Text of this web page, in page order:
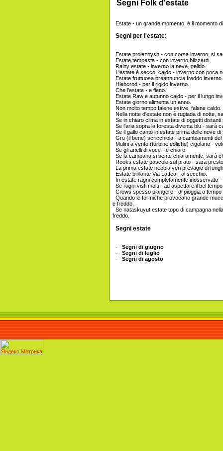
Segni Folk d'estate
Estate - un grande momento, è il momento
Segni per l'estate:
Estate prolezhysh - con corsa inverno, si
Estate tempesta - con inverno blizzard.
Rainy estate - inverno la neve, gelido.
L'estate è secco, caldo - inverno con poca
Estate fruttuosa preannuncia freddo inverno.
Hleborod - per il rigido inverno.
Che l'estate - e fieno.
Estate Raw e autunno caldo - per il lungo
Estate giorno alimenta un anno.
Non molto tempo falene estive, falene caldo.
Nella notte d'estate non è rugiada di notte,
Se in chiaro clima in estate di oggetti
Se l'aria sopra la foresta diventa blu - sarà
Se il gallo cantò in estate prima delle nove
Gru (il bene) scricchiola - a cambiamenti del
Mulini a vento (turbine eoliche) cigolano -
Se gli anelli di voce - è chiaro.
Se la campana si sente chiaramente, sarà
Rooks estate pascolo sul prato - sarà
La prima estate nebbia veri presagio di
Estate brillante Via Lattea - al secchio.
In estate ragni completamente inosservato -
Se ragni visti molti - ad aspettare il bel
Crows spesso piangere - di pioggia o tempo
Quando le formiche provocano grande
e freddo.
Se nataskuyut estate topo di campagna
freddo.
Segni estate
-
Segni di giugno
-
Segni di luglio
-
Segni di agosto